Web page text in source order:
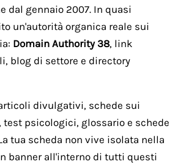
dal gennaio 2007. In quasi
un'autorità organica reale sui
Domain Authority 38, link
blog di settore e directory
divulgativi, schede sui
psicologici, glossario e schede
tua scheda non vive isolata nella
banner all'interno di tutti questi